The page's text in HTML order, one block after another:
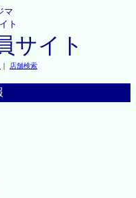
マ
ト
サイト
｜ 店舗検索